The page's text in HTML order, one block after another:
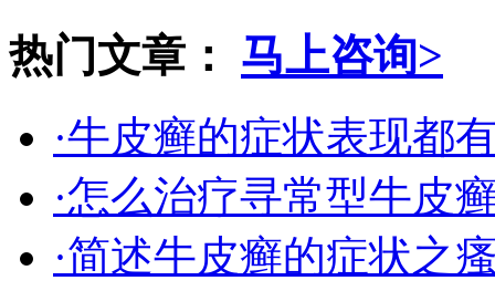
热门文章： 马上咨询>
·牛皮癣的症状表现都
·怎么治疗寻常型牛皮
·简述牛皮癣的症状之